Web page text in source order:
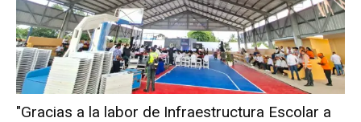
"Gracias a la labor de Infraestructura Escolar a